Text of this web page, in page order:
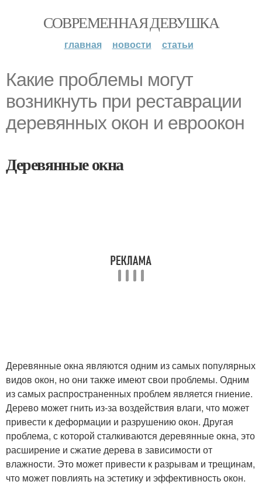
СОВРЕМЕННАЯ ДЕВУШКА
главная новости статьи
Какие проблемы могут
возникнуть при реставрации
деревянных окон и евроокон
Деревянные окна
Деревянные окна являются одним из самых популярных
видов окон, но они также имеют свои проблемы. Одним
из самых распространенных проблем является гниение.
Дерево может гнить из-за воздействия влаги, что может
привести к деформации и разрушению окон. Другая
проблема, с которой сталкиваются деревянные окна, это
расширение и сжатие дерева в зависимости от
влажности. Это может привести к разрывам и трещинам,
что может повлиять на эстетику и эффективность окон.